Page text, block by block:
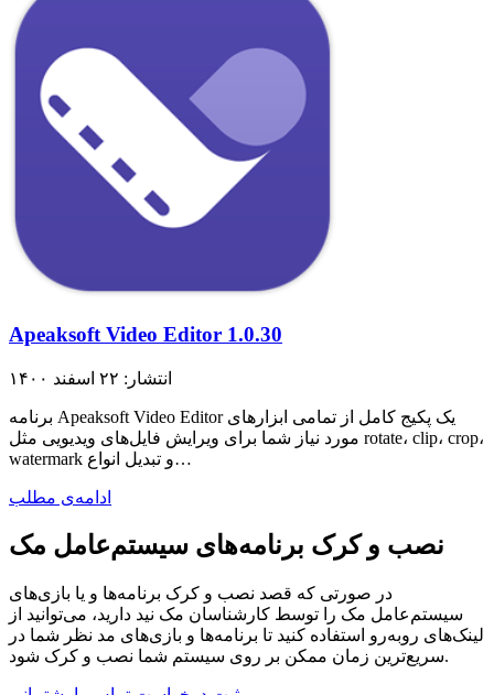
Apeaksoft Video Editor 1.0.30
انتشار: ۲۲ اسفند ۱۴۰۰
برنامه Apeaksoft Video Editor یک پکیج کامل از تمامی ابزار‌های
مورد نیاز شما برای ویرایش فایل‌های ویدیویی مثل rotate، clip، crop،
watermark و تبدیل انواع…
ادامه‌ی مطلب
نصب و کرک برنامه‌های سیستم‌عامل مک
در صورتی که قصد نصب و کرک برنامه‌ها و یا بازی‌های
سیستم‌عامل مک را توسط کارشناسان مک نید دارید، می‌توانید از
لینک‌های رو‌به‌رو استفاده کنید تا برنامه‌ها و بازی‌های مد نظر شما در
سریع‌ترین زمان ممکن بر روی سیستم شما نصب و کرک شود.